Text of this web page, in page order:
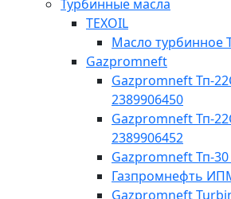
Турбинные масла
TEXOIL
Масло турбинное
Gazpromneft
Gazpromneft Тп-
2389906450
Gazpromneft Тп-
2389906452
Gazpromneft Тп-30
Газпромнефть
Gazpromneft